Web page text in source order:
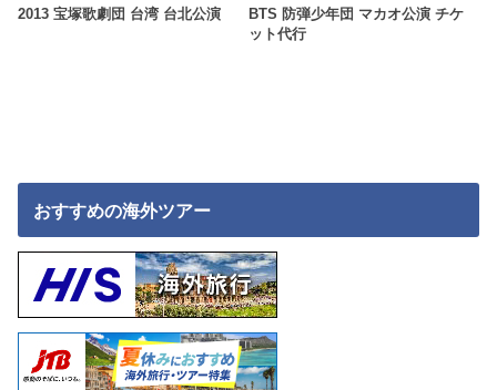
2013 宝塚歌劇団 台湾 台北公演
BTS 防弾少年団 マカオ公演 チケ
ット代行
おすすめの海外ツアー